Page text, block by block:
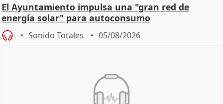
El Ayuntamiento impulsa una "gran red de
energía solar" para autoconsumo
Sonido Totales 05/08/2026